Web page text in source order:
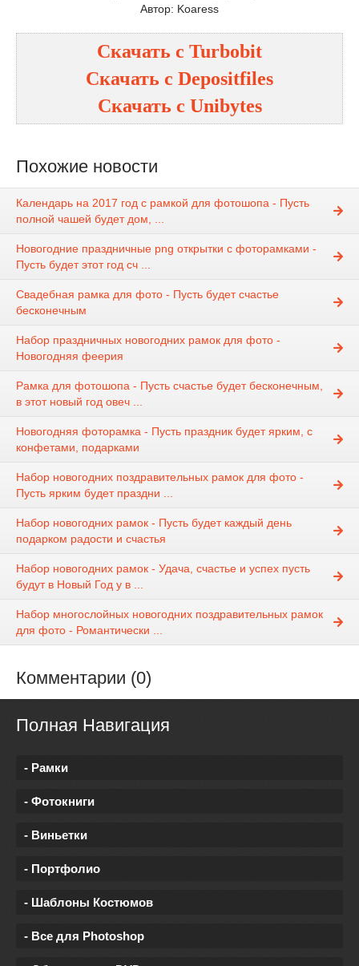
Автор: Koaress
Скачать с Turbobit
Скачать с Depositfiles
Скачать с Unibytes
Похожие новости
Календарь на 2017 год с рамкой для фотошопа - Пусть
полной чашей будет дом, ...
Новогодние праздничные png открытки с фоторамками -
Пусть будет этот год сч ...
Свадебная рамка для фото - Пусть будет счастье
бесконечным
Набор праздничных новогодних рамок для фото -
Новогодняя феерия
Рамка для фотошопа - Пусть счастье будет бесконечным,
в этот новый год овеч ...
Новогодняя фоторамка - Пусть праздник будет ярким, с
конфетами, подарками
Набор новогодних поздравительных рамок для фото -
Пусть ярким будет праздни ...
Набор новогодних рамок - Пусть будет каждый день
подарком радости и счастья
Набор новогодних рамок - Удача, счастье и успех пусть
будут в Новый Год у в ...
Набор многослойных новогодних поздравительных рамок
для фото - Романтически ...
Комментарии (0)
Полная Навигация
- Рамки
- Фотокниги
- Виньетки
- Портфолио
- Шаблоны Костюмов
- Все для Photoshop